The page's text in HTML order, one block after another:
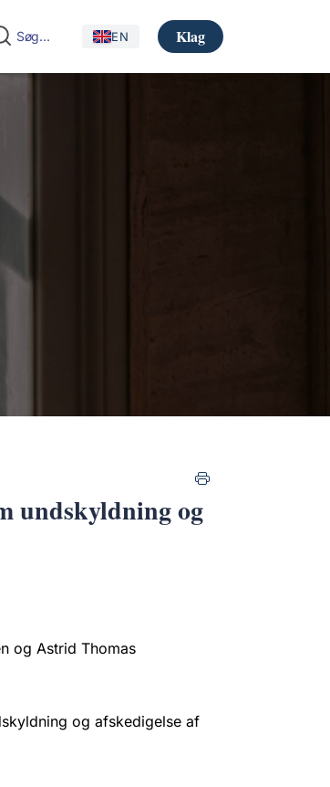
EN Klag
undskyldning og
og Astrid Thomas
og afskedigelse af